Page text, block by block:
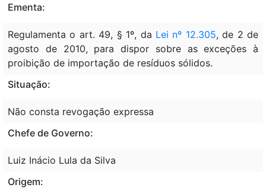
Ementa:
Regulamenta o art. 49, § 1º, da Lei nº 12.305, de 2 de
agosto de 2010, para dispor sobre as exceções à
proibição de importação de resíduos sólidos.
Situação:
Não consta revogação expressa
Chefe de Governo:
Luiz Inácio Lula da Silva
Origem: